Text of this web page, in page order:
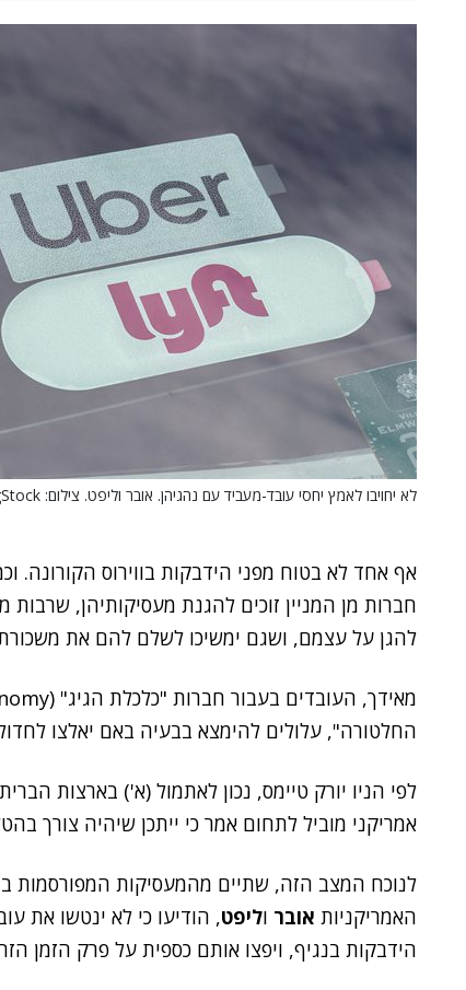
לא יחויבו לאמץ יחסי עובד-מעביד עם נהגיהן. אובר וליפט. צילום: BigStock
אף אחד לא בטוח מפני הידבקות בווירוס הקורונה.
חברות מן המניין זוכים להגנת מעסיקותיהן,
להגן על עצמם, ושגם ימשיכו לשלם להם את משכורתם,
החלטורה", עלולים להימצא בבעיה באם יאלצו
אמריקני מוביל לתחום אמר כי ייתכן שיהיה צורך
לנוכח המצב הזה, שתיים מהמעסיקות המפורסמות
האמריקניות אובר וליפט, הודיעו כי לא ינטשו את
הידבקות בנגיף, ויפצו אותם כספית על פרק הזמן